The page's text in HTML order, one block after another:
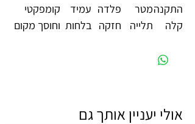
התקנה
קלה
מטר
תלייה
פלדה
חזקה
עמיד
בלחות
קומפקטי
וחוסך מקום
אולי יעניין אותך גם